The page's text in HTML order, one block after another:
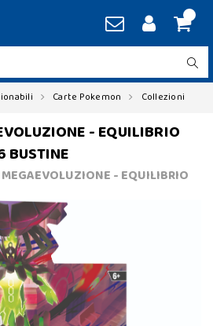
Carte Pokemon Collezioni
- EQUILIBRIO
BUSTINE
MEGAEVOLUZIONE - EQUILIBRIO